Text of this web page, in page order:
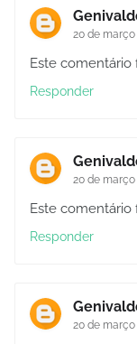
20 de março
Este comentário
Responder
20 de março
Este comentário
Responder
20 de março